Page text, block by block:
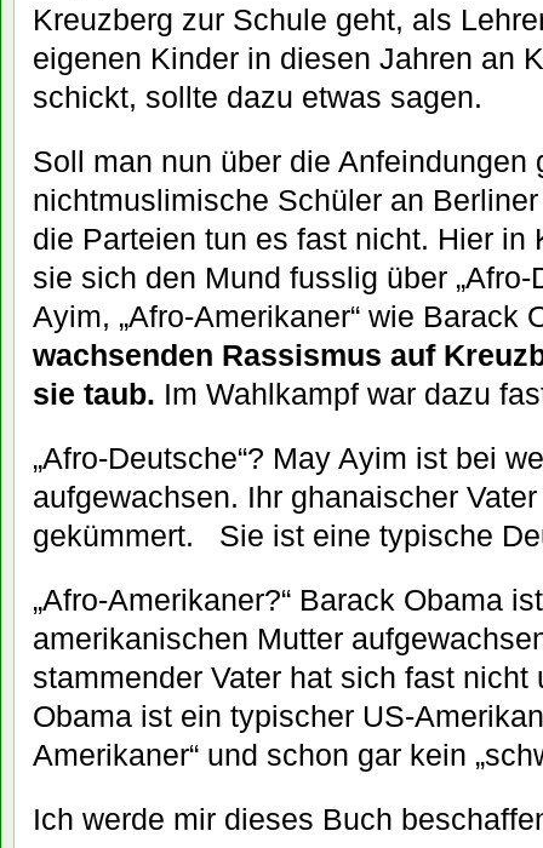
Kreuzberg zur Schule geht, als
eigenen Kinder in diesen Jahren an
schickt, sollte dazu etwas sagen.
Soll man nun über die Anfeindungen
nichtmuslimische Schüler an
die Parteien tun es fast nicht. Hier in
sie sich den Mund fusslig über „Afro-
Ayim, „Afro-Amerikaner“ wie Barack
wachsenden Rassismus auf
sie taub. Im Wahlkampf war dazu
„Afro-Deutsche“? May Ayim ist bei
aufgewachsen. Ihr ghanaischer
gekümmert. Sie ist eine typische
„Afro-Amerikaner?“ Barack Obama
amerikanischen Mutter
stammender Vater hat sich fast nicht
Obama ist ein typischer US-
Amerikaner“ und schon gar kein
Ich werde mir dieses Buch